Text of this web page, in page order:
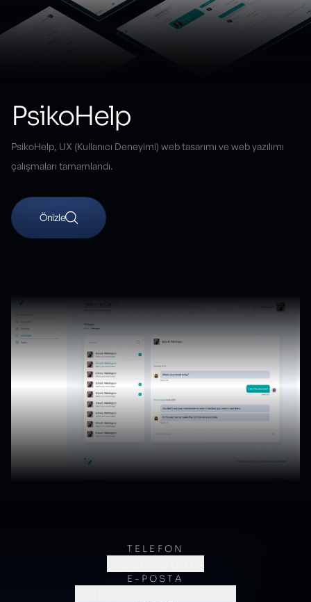
PsikoHelp
PsikoHelp, UX (Kullanıcı Deneyimi) web tasarımı ve web yazılımı
çalışmaları tamamlandı.
Önizle
TELEFON
(0216) 706 60 64
E-POSTA